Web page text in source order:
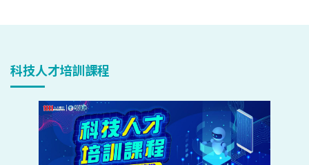
科技人才培訓課程